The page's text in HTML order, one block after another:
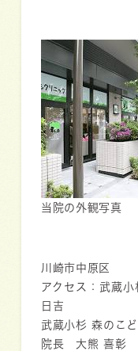
当院の外観写真
川崎市中原区
アクセス：武蔵小
日吉
武蔵小杉 森のこ
院長 大熊 喜彰